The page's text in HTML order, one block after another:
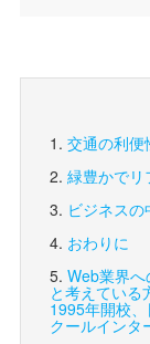
交通の利便
緑豊かでリ
ビジネス
おわりに
Web業界
と考えている
1995年開校
クールインタ